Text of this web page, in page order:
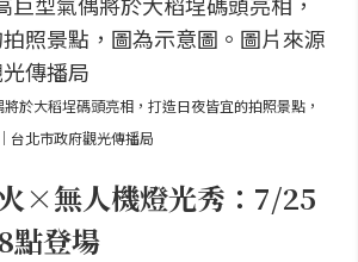
於大稻埕碼頭亮相，打造日夜皆宜的拍照景點，
台北市政府觀光傳播局
×無人機燈光秀：7/25
點登場